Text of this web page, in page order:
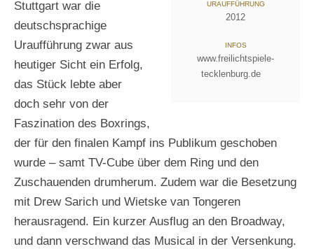
URAUFFÜHRUNG
2012
INFOS
www.freilichtspiele-
tecklenburg.de
Stuttgart war die
deutschsprachige
Uraufführung zwar aus
heutiger Sicht ein Erfolg,
das Stück lebte aber
doch sehr von der
Faszination des Boxrings,
der für den finalen Kampf ins Publikum geschoben
wurde – samt TV-Cube über dem Ring und den
Zuschauenden drumherum. Zudem war die Besetzung
mit Drew Sarich und Wietske van Tongeren
herausragend. Ein kurzer Ausflug an den Broadway,
und dann verschwand das Musical in der Versenkung.